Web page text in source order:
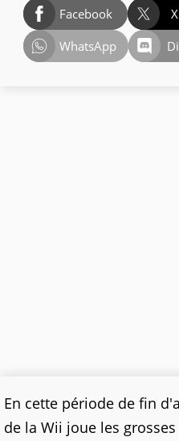
Facebook
WhatsApp
En cette période de fin
de la Wii joue les